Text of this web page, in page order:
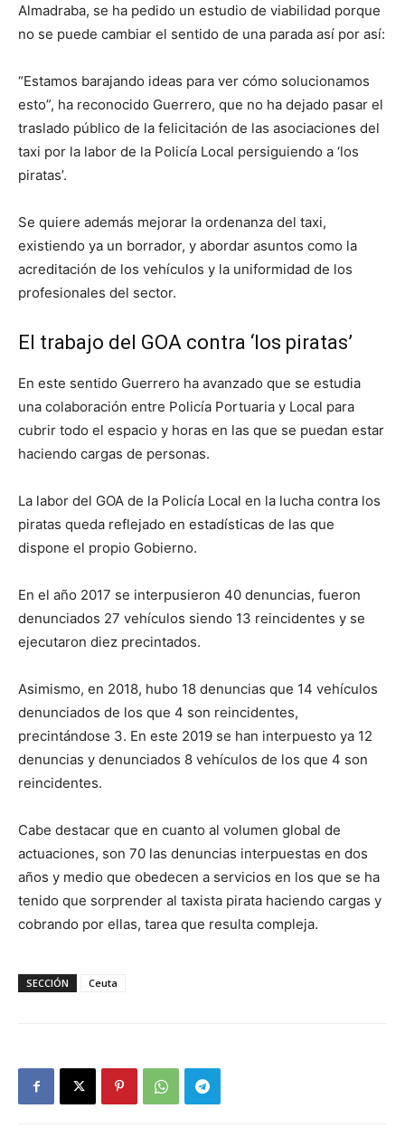
Almadraba, se ha pedido un estudio de viabilidad porque
no se puede cambiar el sentido de una parada así por así:
“Estamos barajando ideas para ver cómo solucionamos
esto”, ha reconocido Guerrero, que no ha dejado pasar el
traslado público de la felicitación de las asociaciones del
taxi por la labor de la Policía Local persiguiendo a ‘los
piratas’.
Se quiere además mejorar la ordenanza del taxi,
existiendo ya un borrador, y abordar asuntos como la
acreditación de los vehículos y la uniformidad de los
profesionales del sector.
El trabajo del GOA contra ‘los piratas’
En este sentido Guerrero ha avanzado que se estudia
una colaboración entre Policía Portuaria y Local para
cubrir todo el espacio y horas en las que se puedan estar
haciendo cargas de personas.
La labor del GOA de la Policía Local en la lucha contra los
piratas queda reflejado en estadísticas de las que
dispone el propio Gobierno.
En el año 2017 se interpusieron 40 denuncias, fueron
denunciados 27 vehículos siendo 13 reincidentes y se
ejecutaron diez precintados.
Asimismo, en 2018, hubo 18 denuncias que 14 vehículos
denunciados de los que 4 son reincidentes,
precintándose 3. En este 2019 se han interpuesto ya 12
denuncias y denunciados 8 vehículos de los que 4 son
reincidentes.
Cabe destacar que en cuanto al volumen global de
actuaciones, son 70 las denuncias interpuestas en dos
años y medio que obedecen a servicios en los que se ha
tenido que sorprender al taxista pirata haciendo cargas y
cobrando por ellas, tarea que resulta compleja.
SECCIÓN Ceuta